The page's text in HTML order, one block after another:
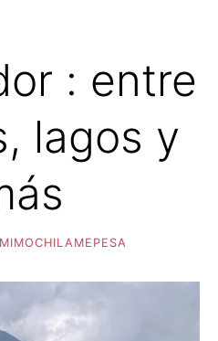
: entre
lagos y
MIMOCHILAMEPESA